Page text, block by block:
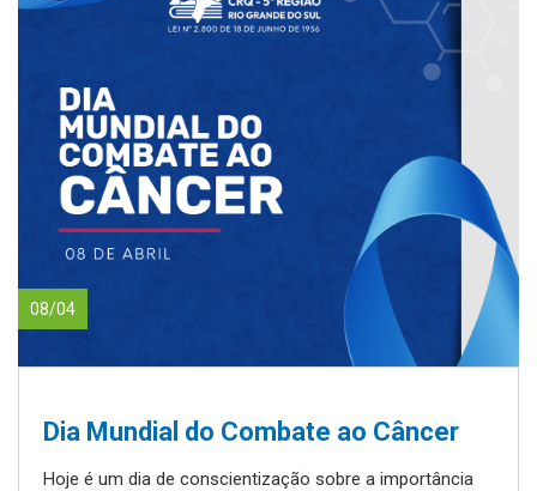
08/04
Dia Mundial do Combate ao Câncer
Hoje é um dia de conscientização sobre a importância